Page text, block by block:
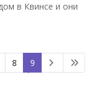
в Квинсе и они
Страница 9 из 9
8 9